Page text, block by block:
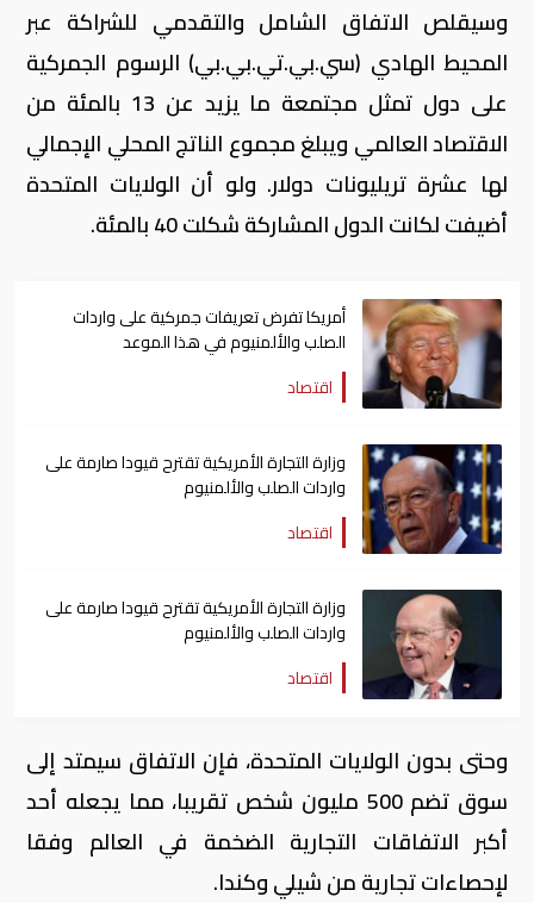
وسيقلص الاتفاق الشامل والتقدمي للشراكة عبر
المحيط الهادي (سي.بي.تي.بي.بي) الرسوم الجمركية
على دول تمثل مجتمعة ما يزيد عن 13 بالمئة من
الاقتصاد العالمي ويبلغ مجموع الناتج المحلي الإجمالي
لها عشرة تريليونات دولار. ولو أن الولايات المتحدة
أضيفت لكانت الدول المشاركة شكلت 40 بالمئة.
أمريكا تفرض تعريفات جمركية على واردات
الصلب والألمنيوم في هذا الموعد
اقتصاد
وزارة التجارة الأمريكية تقترح قيودا صارمة على
واردات الصلب والألمنيوم
اقتصاد
وزارة التجارة الأمريكية تقترح قيودا صارمة على
واردات الصلب والألمنيوم
اقتصاد
وحتى بدون الولايات المتحدة، فإن الاتفاق سيمتد إلى
سوق تضم 500 مليون شخص تقريبا، مما يجعله أحد
أكبر الاتفاقات التجارية الضخمة في العالم وفقا
لإحصاءات تجارية من شيلي وكندا.